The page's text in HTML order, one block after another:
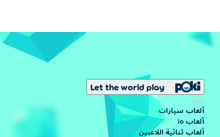
Let the world play
رائج
ألعاب سيارات
ألعاب io
ألعاب ثنائية اللاعبين